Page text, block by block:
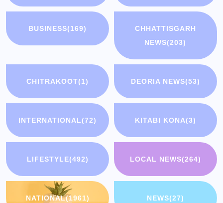
BUSINESS(169)
CHHATTISGARH
NEWS(203)
CHITRAKOOT(1) DEORIA NEWS(53)
INTERNATIONAL(72) KITABI KONA(3)
LIFESTYLE(492) LOCAL NEWS(264)
NATIONAL(1961) NEWS(27)